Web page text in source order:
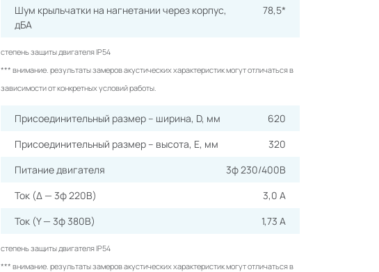
Шум крыльчатки на нагнетании через корпус,
дБА
78,5*
степень защиты двигателя IP54
*** внимание. результаты замеров акустических характеристик могут отличаться в
зависимости от конкретных условий работы.
Присоединительный размер – ширина, D, мм
620
Присоединительный размер – высота, Е, мм
320
Питание двигателя
3ф 230/400В
Ток (Δ — 3ф 220В)
3,0 А
Ток (Y — 3ф 380В)
1,73 А
степень защиты двигателя IP54
*** внимание. результаты замеров акустических характеристик могут отличаться в